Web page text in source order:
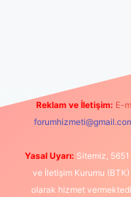
Reklam ve İletişim: E-
Yasal Uyarı: Sitemiz,
ve İletişim Kurumu (BTK)
olarak hizmet